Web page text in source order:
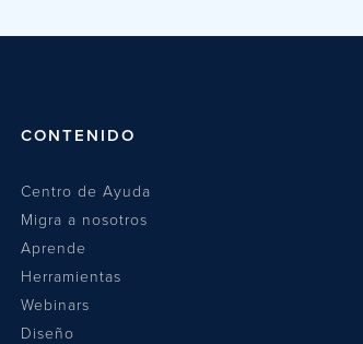
CONTENIDO
Centro de Ayuda
Migra a nosotros
Aprende
Herramientas
Webinars
Diseño